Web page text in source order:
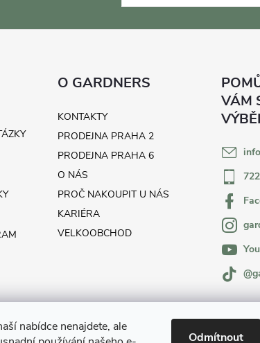
nabídce nenajdete, ale
Odmítnout
O GARDNERS
KONTAKTY
PRODEJNA PRAHA 2
PRODEJNA PRAHA 6
O NÁS
PROČ NAKOUPIT U NÁS
KARIÉRA
VELKOOBCHOD
info